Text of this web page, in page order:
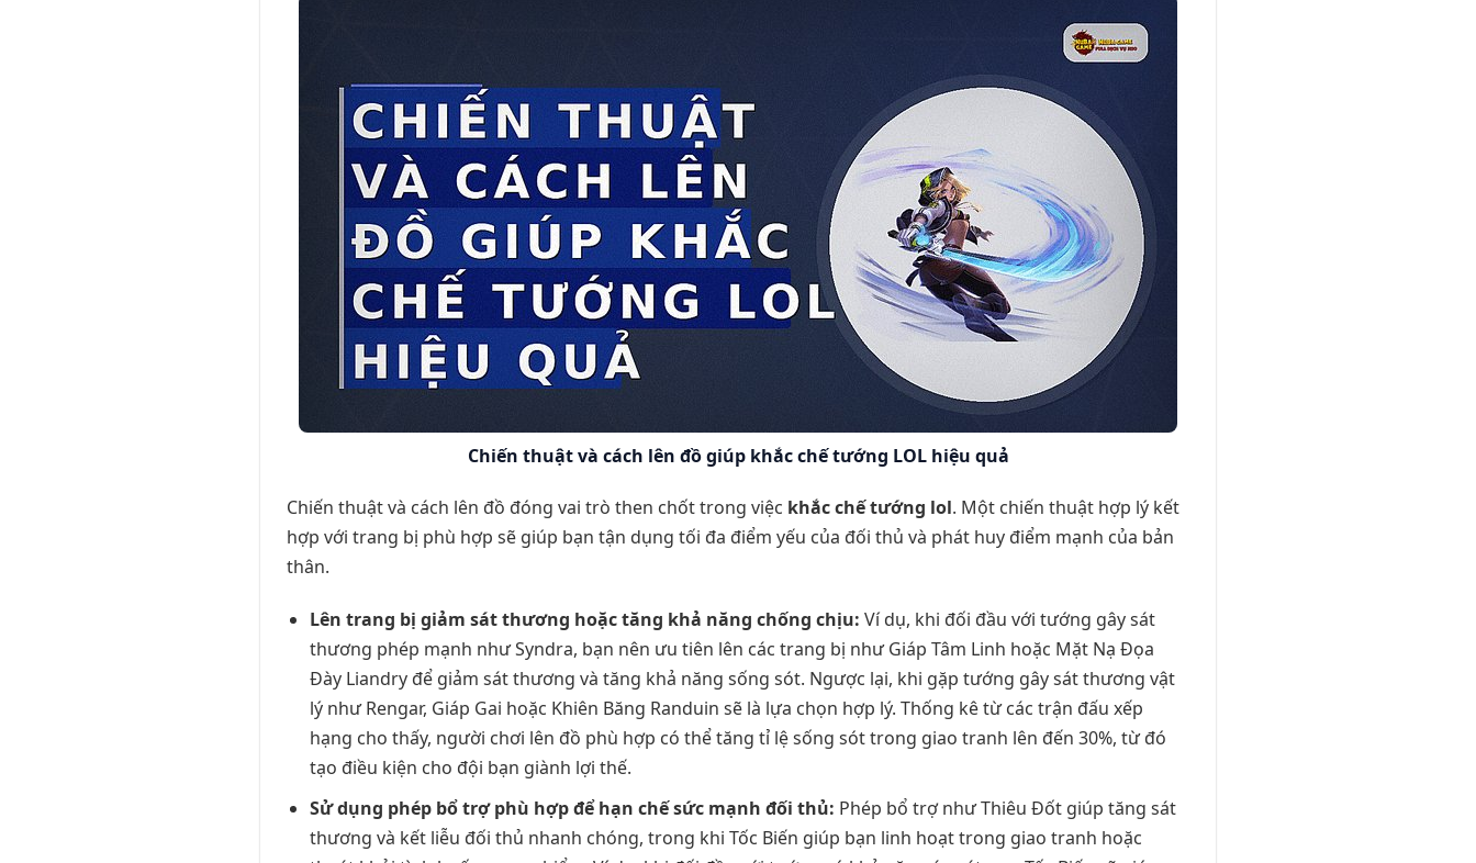
Chiến thuật và cách lên đồ giúp khắc chế tướng LOL hiệu quả
Chiến thuật và cách lên đồ đóng vai trò then chốt trong việc khắc chế tướng lol. Một chiến thuật hợp lý kết
hợp với trang bị phù hợp sẽ giúp bạn tận dụng tối đa điểm yếu của đối thủ và phát huy điểm mạnh của bản
thân.
Lên trang bị giảm sát thương hoặc tăng khả năng chống chịu: Ví dụ, khi đối đầu với tướng gây sát
thương phép mạnh như Syndra, bạn nên ưu tiên lên các trang bị như Giáp Tâm Linh hoặc Mặt Nạ Đọa
Đày Liandry để giảm sát thương và tăng khả năng sống sót. Ngược lại, khi gặp tướng gây sát thương vật
lý như Rengar, Giáp Gai hoặc Khiên Băng Randuin sẽ là lựa chọn hợp lý. Thống kê từ các trận đấu xếp
hạng cho thấy, người chơi lên đồ phù hợp có thể tăng tỉ lệ sống sót trong giao tranh lên đến 30%, từ đó
tạo điều kiện cho đội bạn giành lợi thế.
Sử dụng phép bổ trợ phù hợp để hạn chế sức mạnh đối thủ: Phép bổ trợ như Thiêu Đốt giúp tăng sát
thương và kết liễu đối thủ nhanh chóng, trong khi Tốc Biến giúp bạn linh hoạt trong giao tranh hoặc